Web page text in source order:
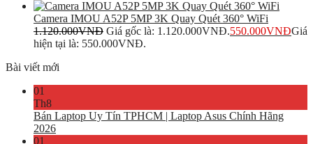
Camera IMOU A52P 5MP 3K Quay Quét 360° WiFi
1.120.000VNĐ Giá gốc là: 1.120.000VNĐ.550.000VNĐGiá
hiện tại là: 550.000VNĐ.
Bài viết mới
01
Th8
Bán Laptop Uy Tín TPHCM | Laptop Asus Chính Hãng
2026
01